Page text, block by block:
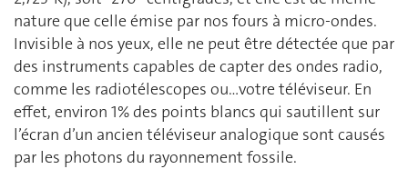
nature que celle émise par nos fours à micro-ondes.
Invisible à nos yeux, elle ne peut être détectée que par
des instruments capables de capter des ondes radio,
comme les radiotélescopes ou…votre téléviseur. En
effet, environ 1% des points blancs qui sautillent sur
l’écran d’un ancien téléviseur analogique sont causés
par les photons du rayonnement fossile.